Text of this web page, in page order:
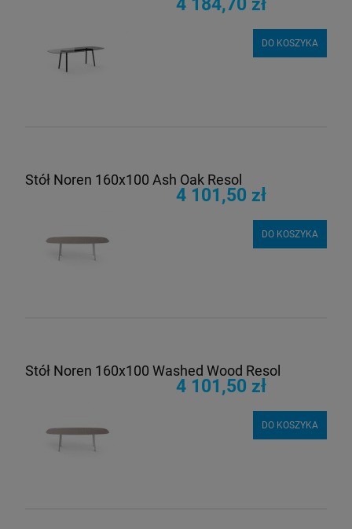
DO KOSZYKA
Stół Noren 160x100 Ash Oak Resol
4 101,50 zł
DO KOSZYKA
Stół Noren 160x100 Washed Wood Resol
4 101,50 zł
DO KOSZYKA